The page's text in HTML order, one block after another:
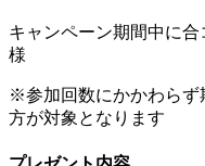
キャンペーン期間中に
様
※参加回数にかかわらず
方が対象となります